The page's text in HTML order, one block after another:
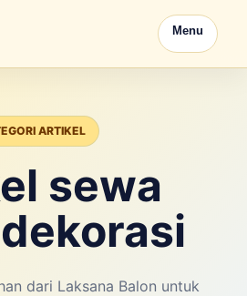
Menu
ARTIKEL
sewa
dari Laksana Balon untuk